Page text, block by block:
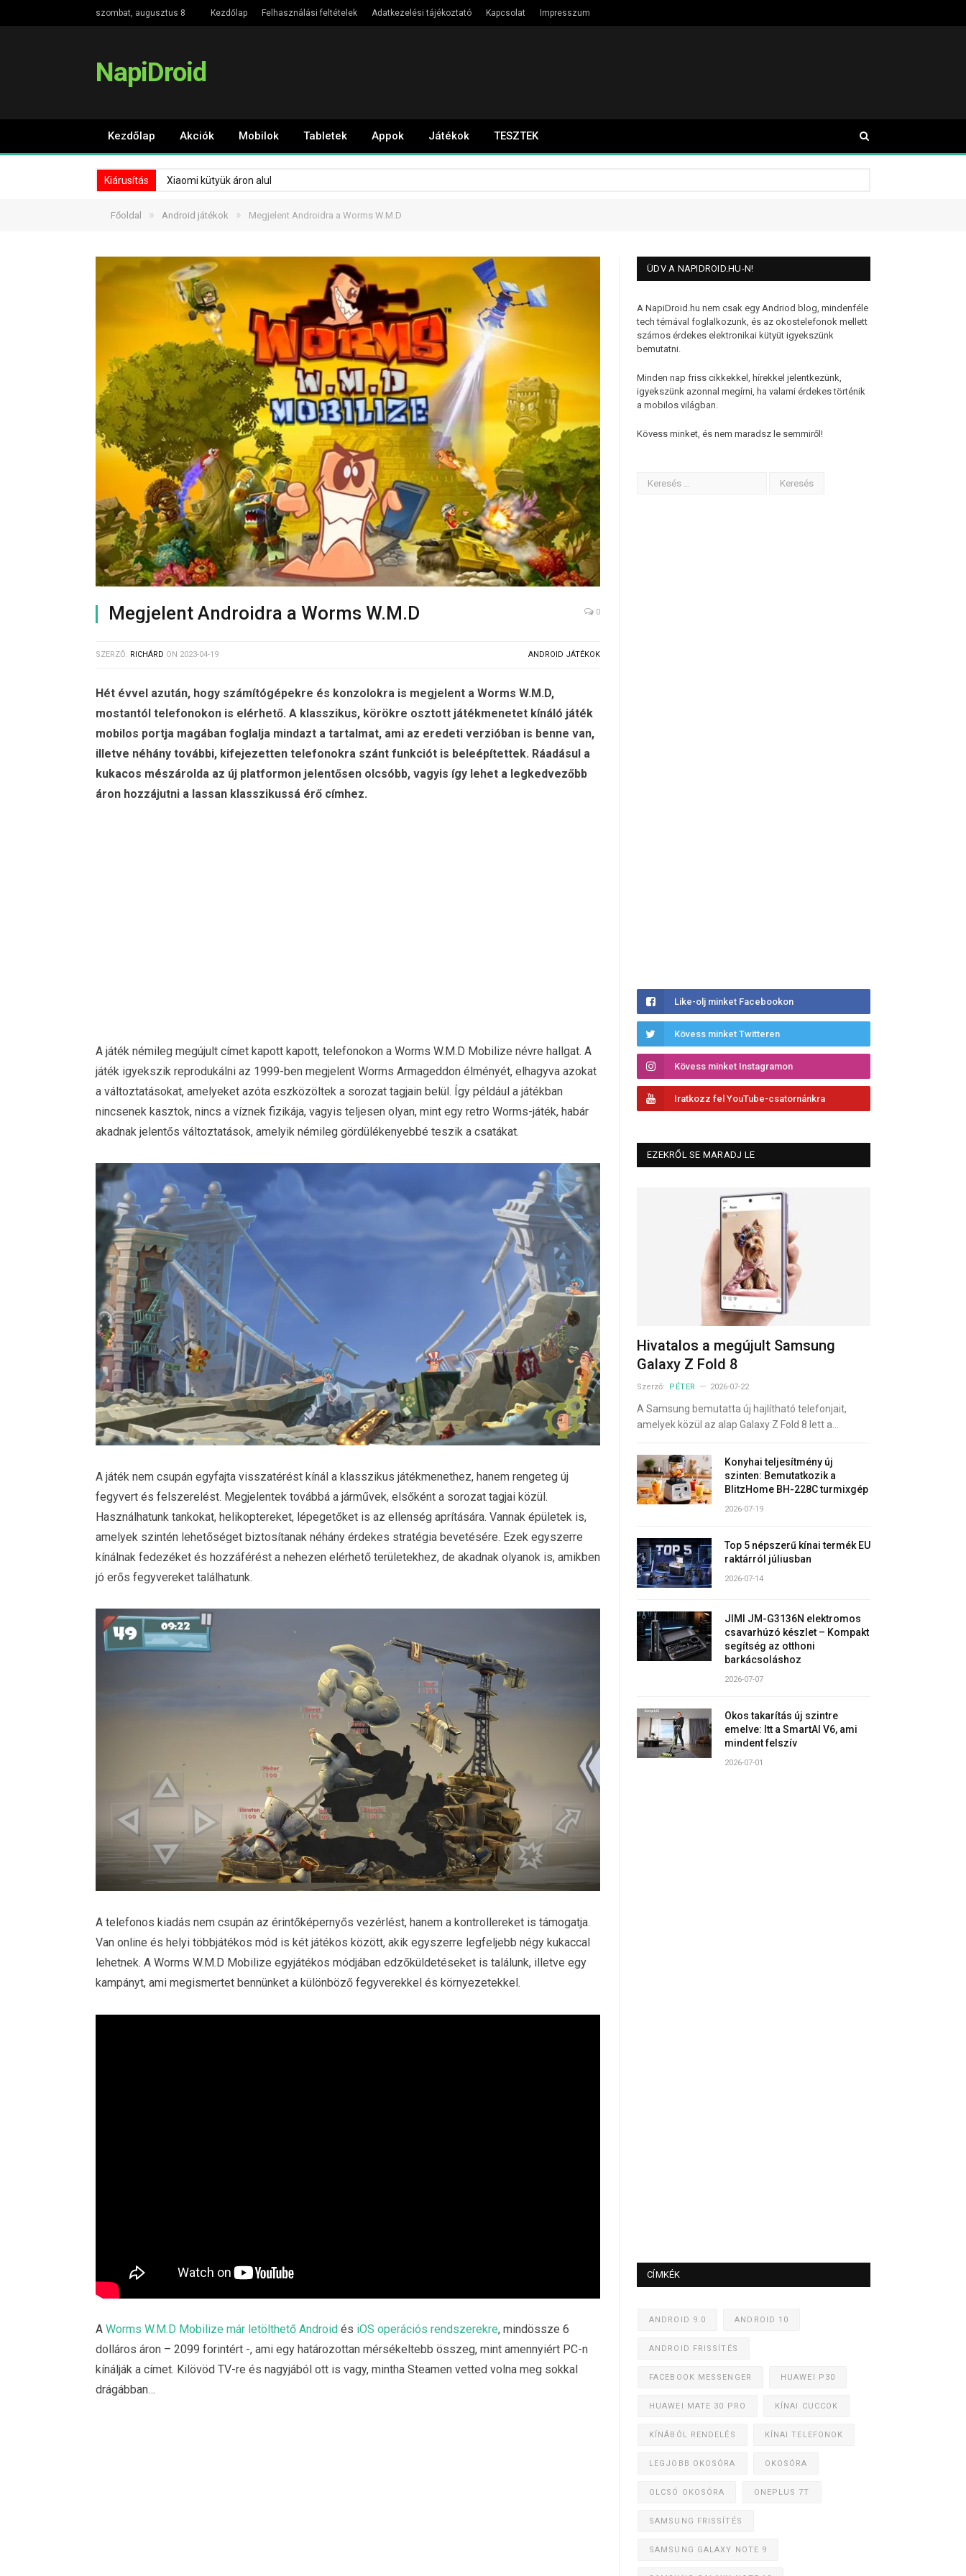
szombat, augusztus 8 Kezdőlap Felhasználási feltételek Adatkezelési tájékoztató Kapcsolat Impresszum
NapiDroid
Kezdőlap Akciók Mobilok Tabletek Appok Játékok TESZTEK
Kiárusítás Xiaomi kütyük áron alul
Főoldal » Android játékok » Megjelent Androidra a Worms W.M.D
Megjelent Androidra a Worms W.M.D 0
SZERZŐ: RICHÁRD ON 2023-04-19 ANDROID JÁTÉKOK
Hét évvel azután, hogy számítógépekre és konzolokra is megjelent a Worms W.M.D,
mostantól telefonokon is elérhető. A klasszikus, körökre osztott játékmenetet kínáló játék
mobilos portja magában foglalja mindazt a tartalmat, ami az eredeti verzióban is benne van,
illetve néhány további, kifejezetten telefonokra szánt funkciót is beleépítettek. Ráadásul a
kukacos mészárolda az új platformon jelentősen olcsóbb, vagyis így lehet a legkedvezőbb
áron hozzájutni a lassan klasszikussá érő címhez.
A játék némileg megújult címet kapott kapott, telefonokon a Worms W.M.D Mobilize névre hallgat. A
játék igyekszik reprodukálni az 1999-ben megjelent Worms Armageddon élményét, elhagyva azokat
a változtatásokat, amelyeket azóta eszközöltek a sorozat tagjain belül. Így például a játékban
nincsenek kasztok, nincs a víznek fizikája, vagyis teljesen olyan, mint egy retro Worms-játék, habár
akadnak jelentős változtatások, amelyik némileg gördülékenyebbé teszik a csatákat.
A játék nem csupán egyfajta visszatérést kínál a klasszikus játékmenethez, hanem rengeteg új
fegyvert és felszerelést. Megjelentek továbbá a járművek, elsőként a sorozat tagjai közül.
Használhatunk tankokat, helikoptereket, lépegetőket is az ellenség aprítására. Vannak épületek is,
amelyek szintén lehetőséget biztosítanak néhány érdekes stratégia bevetésére. Ezek egyszerre
kínálnak fedezéket és hozzáférést a nehezen elérhető területekhez, de akadnak olyanok is, amikben
jó erős fegyvereket találhatunk.
A telefonos kiadás nem csupán az érintőképernyős vezérlést, hanem a kontrollereket is támogatja.
Van online és helyi többjátékos mód is két játékos között, akik egyszerre legfeljebb négy kukaccal
lehetnek. A Worms W.M.D Mobilize egyjátékos módjában edzőküldetéseket is találunk, illetve egy
kampányt, ami megismertet bennünket a különböző fegyverekkel és környezetekkel.
A Worms W.M.D Mobilize már letölthető Android és iOS operációs rendszerekre, mindössze 6
dolláros áron – 2099 forintért -, ami egy határozottan mérsékeltebb összeg, mint amennyiért PC-n
kínálják a címet. Kilövöd TV-re és nagyjából ott is vagy, mintha Steamen vetted volna meg sokkal
drágábban…
ÜDV A NAPIDROID.HU-N!
A NapiDroid.hu nem csak egy Andriod blog, mindenféle
tech témával foglalkozunk, és az okostelefonok mellett
számos érdekes elektronikai kütyüt igyekszünk
bemutatni.
Minden nap friss cikkekkel, hírekkel jelentkezünk,
igyekszünk azonnal megírni, ha valami érdekes történik
a mobilos világban.
Kövess minket, és nem maradsz le semmiről!
Like-olj minket Facebookon
Kövess minket Twitteren
Kövess minket Instagramon
Iratkozz fel YouTube-csatornánkra
EZEKRŐL SE MARADJ LE
Hivatalos a megújult Samsung
Galaxy Z Fold 8
Szerző: PÉTER 2026-07-22
A Samsung bemutatta új hajlítható telefonjait,
amelyek közül az alap Galaxy Z Fold 8 lett a…
Konyhai teljesítmény új
szinten: Bemutatkozik a
BlitzHome BH-228C turmixgép
2026-07-19
Top 5 népszerű kínai termék EU
raktárról júliusban
2026-07-14
JIMI JM-G3136N elektromos
csavarhúzó készlet – Kompakt
segítség az otthoni
barkácsoláshoz
2026-07-07
Okos takarítás új szintre
emelve: Itt a SmartAI V6, ami
mindent felszív
2026-07-01
CÍMKÉK
ANDROID 9.0 ANDROID 10
ANDROID FRISSÍTÉS
FACEBOOK MESSENGER HUAWEI P30
HUAWEI MATE 30 PRO KÍNAI CUCCOK
KÍNÁBÓL RENDELÉS KÍNAI TELEFONOK
LEGJOBB OKOSÓRA OKOSÓRA
OLCSÓ OKOSÓRA ONEPLUS 7T
SAMSUNG FRISSÍTÉS
SAMSUNG GALAXY NOTE 9